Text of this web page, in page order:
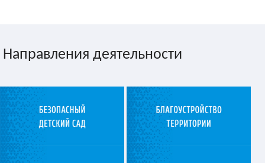
Направления деятельности